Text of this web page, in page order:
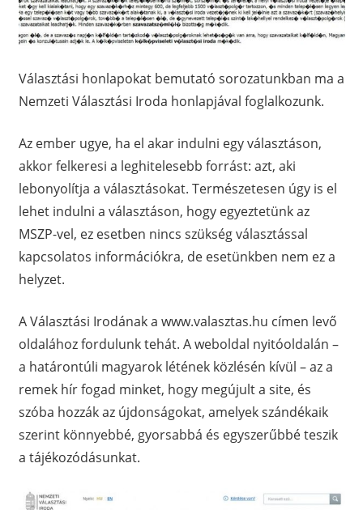
Választási honlapokat bemutató sorozatunkban ma a
Nemzeti Választási Iroda honlapjával foglalkozunk.
Az ember ugye, ha el akar indulni egy választáson,
akkor felkeresi a leghitelesebb forrást: azt, aki
lebonyolítja a választásokat. Természetesen úgy is el
lehet indulni a választáson, hogy egyeztetünk az
MSZP-vel, ez esetben nincs szükség választással
kapcsolatos információkra, de esetünkben nem ez a
helyzet.
A Választási Irodának a www.valasztas.hu címen levő
oldalához fordulunk tehát. A weboldal nyitóoldalán –
a határontúli magyarok létének közlésén kívül – az a
remek hír fogad minket, hogy megújult a site, és
szóba hozzák az újdonságokat, amelyek szándékaik
szerint könnyebbé, gyorsabbá és egyszerűbbé teszik
a tájékozódásunkat.